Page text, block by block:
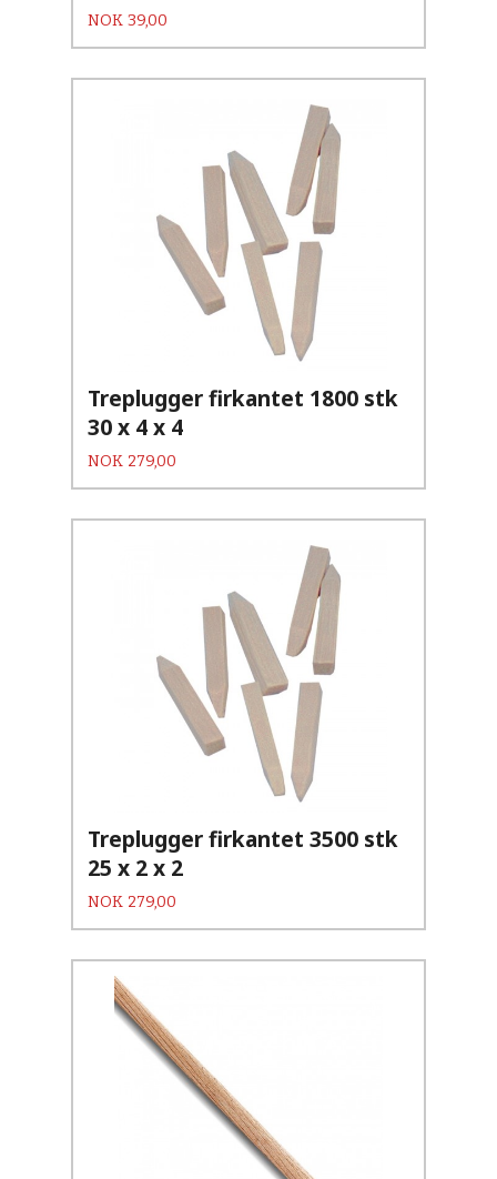
Pris
NOK 39,00
Treplugger firkantet 1800 stk
30 x 4 x 4
Pris
NOK 279,00
Treplugger firkantet 3500 stk
25 x 2 x 2
Pris
NOK 279,00